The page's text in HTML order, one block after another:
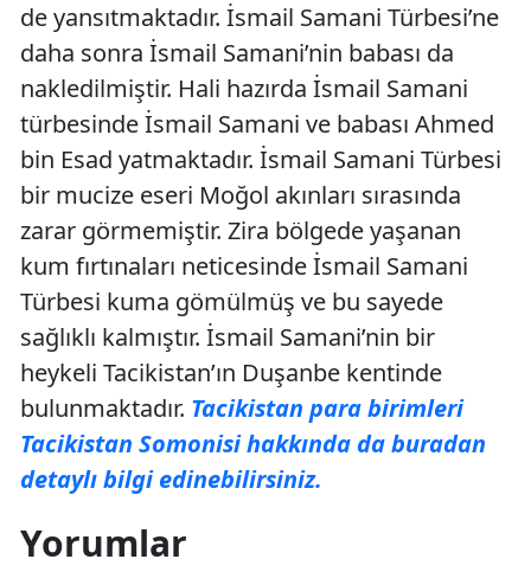
de yansıtmaktadır. İsmail Samani Türbesi’ne
daha sonra İsmail Samani’nin babası da
nakledilmiştir. Hali hazırda İsmail Samani
türbesinde İsmail Samani ve babası Ahmed
bin Esad yatmaktadır. İsmail Samani Türbesi
bir mucize eseri Moğol akınları sırasında
zarar görmemiştir. Zira bölgede yaşanan
kum fırtınaları neticesinde İsmail Samani
Türbesi kuma gömülmüş ve bu sayede
sağlıklı kalmıştır. İsmail Samani’nin bir
heykeli Tacikistan’ın Duşanbe kentinde
bulunmaktadır. Tacikistan para birimleri
Tacikistan Somonisi hakkında da buradan
detaylı bilgi edinebilirsiniz.
Yorumlar